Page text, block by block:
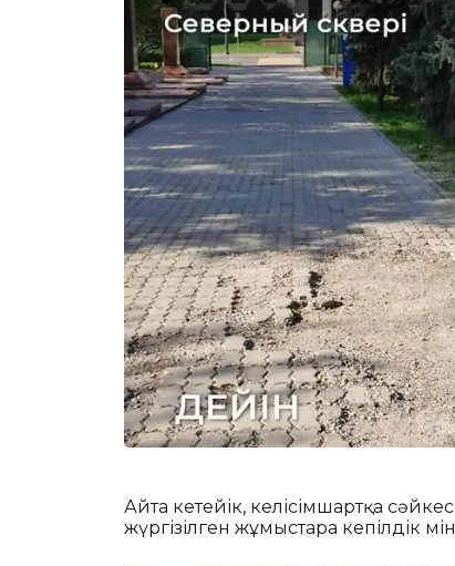
Айта кетейік, келісімшартқа
жүргізілген жұмыстарға кепілдік